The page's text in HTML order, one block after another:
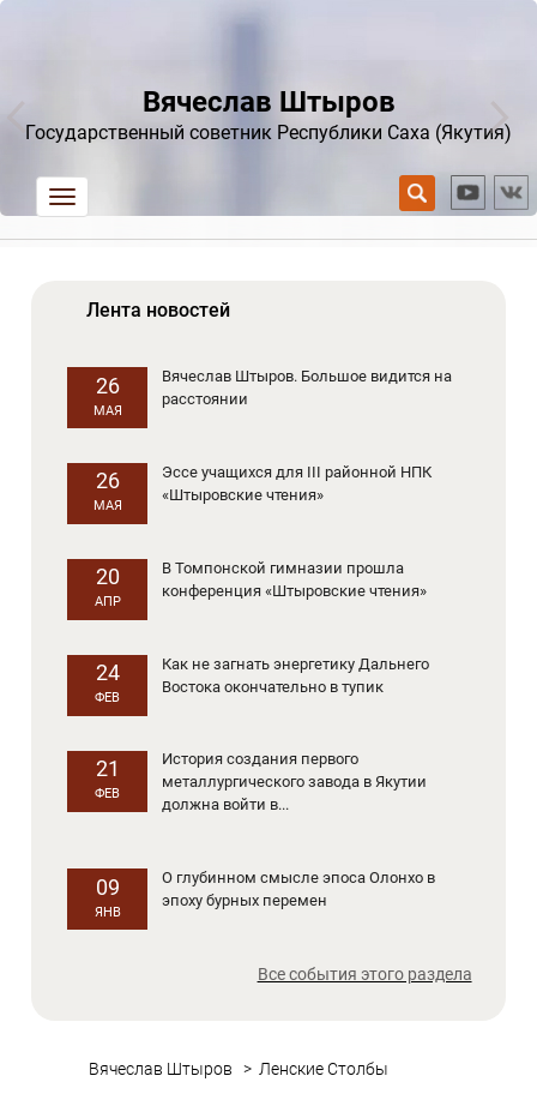
Вячеслав Штыров
Государственный советник Республики Саха (Якутия)
trk
Лента новостей
26
МАЯ
Вячеслав Штыров. Большое видится на
расстоянии
26
МАЯ
Эссе учащихся для III районной НПК
«Штыровские чтения»
20
АПР
В Томпонской гимназии прошла
конференция «Штыровские чтения»
24
ФЕВ
Как не загнать энергетику Дальнего
Востока окончательно в тупик
21
ФЕВ
История создания первого
металлургического завода в Якутии
должна войти в...
09
ЯНВ
О глубинном смысле эпоса Олонхо в
эпоху бурных перемен
Все события этого раздела
Вячеслав Штыров > Ленские Столбы